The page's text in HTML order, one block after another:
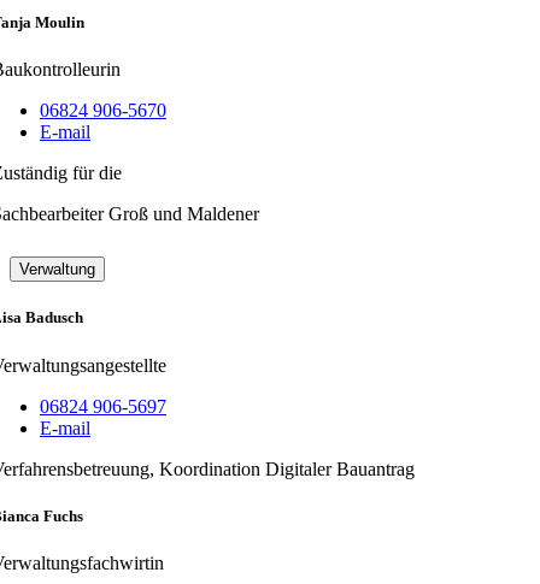
Moulin
06824 906-5670
E-mail
für die
Groß und Maldener
Verwaltung
Badusch
06824 906-5697
E-mail
Koordination Digitaler Bauantrag
Fuchs